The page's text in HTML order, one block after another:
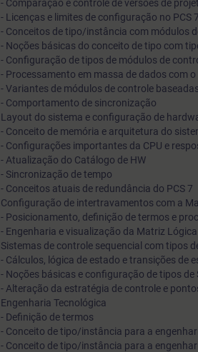
colocará
- Comparação e controle de versões de
- Licenças e limites de configuração no PCS
- Conceitos de tipo/instância com módulos
- Noções básicas do conceito de tipo com
- Configuração de tipos de módulos de
- Processamento em massa de dados com
- Variantes de módulos de controle
- Comportamento de sincronização
Layout do sistema e configuração de
- Conceito de memória e arquitetura do
- Configurações importantes da CPU e
- Atualização do Catálogo de HW
- Sincronização de tempo
- Conceitos atuais de redundância do PCS 7
Configuração de intertravamentos com a
- Posicionamento, definição de termos e
- Engenharia e visualização da Matriz Lógica
Sistemas de controle sequencial com tipos
- Cálculos, lógica de estado e transições de
- Noções básicas e configuração de tipos de
- Alteração da estratégia de controle e
Engenharia Tecnológica
- Definição de termos
- Conceito de tipo/instância para a
- Conceito de tipo/instância para a